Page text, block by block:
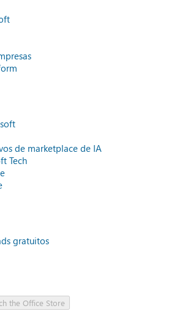
de marketplace de IA
Tech
gratuitos
the Office Store